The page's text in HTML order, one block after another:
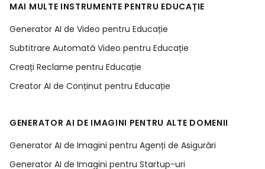
MAI MULTE INSTRUMENTE PENTRU EDUCAȚIE
Generator AI de Video pentru Educație
Subtitrare Automată Video pentru Educație
Creați Reclame pentru Educație
Creator AI de Conținut pentru Educație
GENERATOR AI DE IMAGINI PENTRU ALTE DOMENII
Generator AI de Imagini pentru Agenți de Asigurări
Generator AI de Imagini pentru Startup-uri